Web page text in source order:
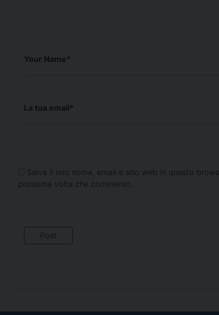
Your Name*
La tua email*
Salva il mio nome, email e sito web in questo
prossima volta che commento.